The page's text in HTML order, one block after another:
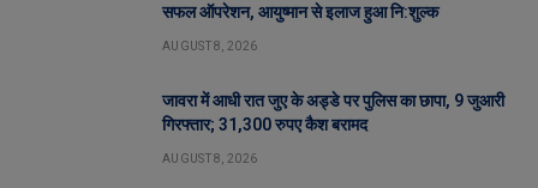
सफल ऑपरेशन, आयुष्मान से इलाज हुआ नि:शुल्क
AUGUST 8, 2026
जावरा में आधी रात जुए के अड्डे पर पुलिस का छापा, 9 जुआरी
गिरफ्तार; 31,300 रुपए कैश बरामद
AUGUST 8, 2026